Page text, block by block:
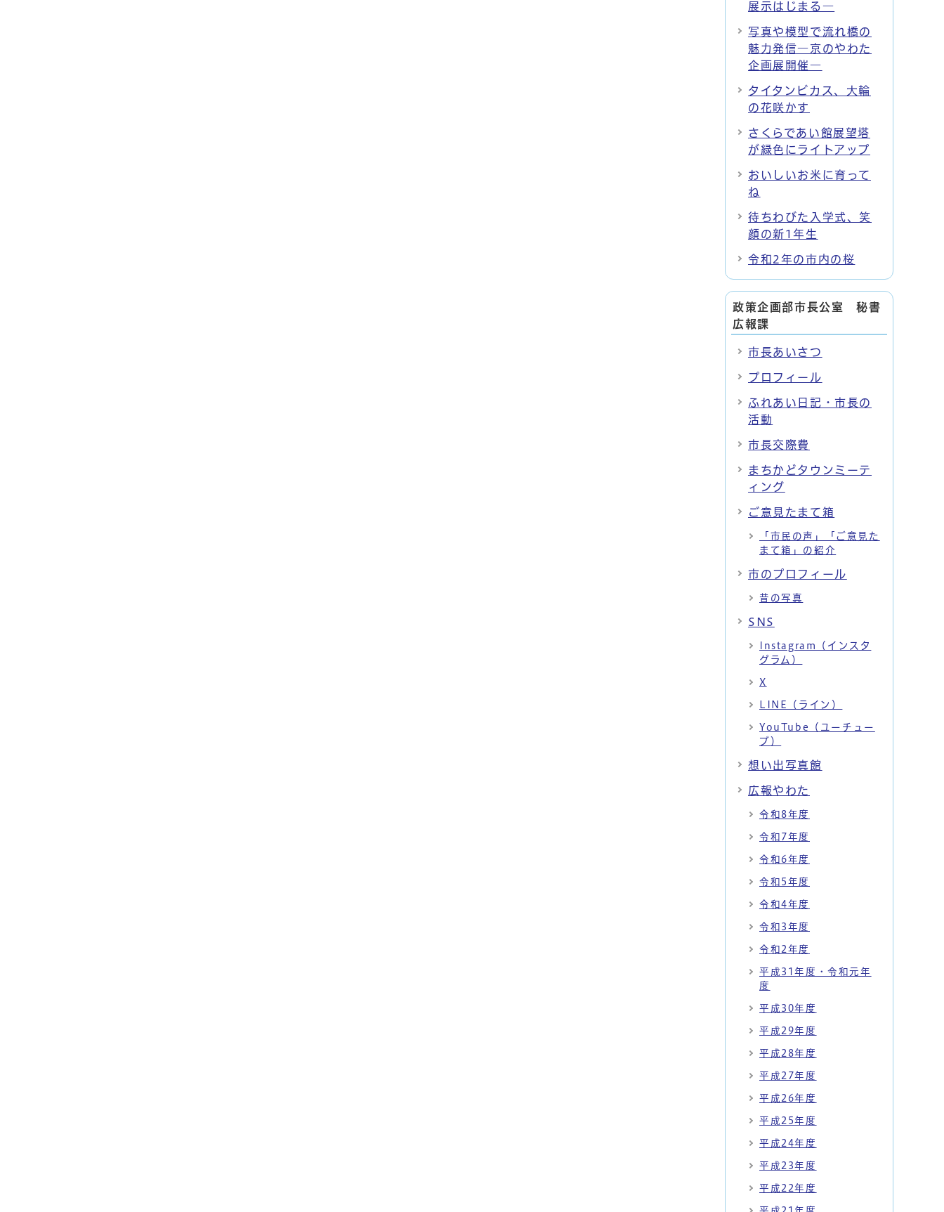
展示はじまる―
写真や模型で流れ橋の
魅力発信―京のやわた
企画展開催―
タイタンビカス、大輪
の花咲かす
さくらであい館展望塔
が緑色にライトアップ
おいしいお米に育って
ね
待ちわびた入学式、笑
顔の新1年生
令和2年の市内の桜
政策企画部市長公室 秘書
広報課
市長あいさつ
プロフィール
ふれあい日記・市長の
活動
市長交際費
まちかどタウンミーテ
ィング
ご意見たまて箱
「市民の声」「ご意見た
まて箱」の紹介
市のプロフィール
昔の写真
SNS
Instagram（インスタ
グラム）
X
LINE（ライン）
YouTube（ユーチュー
ブ）
想い出写真館
広報やわた
令和8年度
令和7年度
令和6年度
令和5年度
令和4年度
令和3年度
令和2年度
平成31年度・令和元年
度
平成30年度
平成29年度
平成28年度
平成27年度
平成26年度
平成25年度
平成24年度
平成23年度
平成22年度